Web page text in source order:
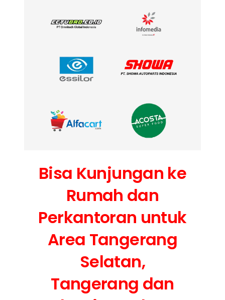
Bisa Kunjungan ke
Rumah dan
Perkantoran untuk
Area Tangerang
Selatan,
Tangerang dan